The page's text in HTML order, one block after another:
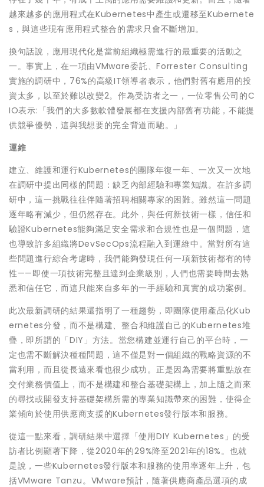
越來越多的應用程式在Kubernetes中產生或遷移至Kubernete
s，與這些現有應用程式整合的需求只會不斷增加。
換句話說，應用現代化是當前組織極需進行的最重要的活動之
一。事實上，在一項由VMware委託、Forrester Consulting
實施的調研中，76%的高級IT領導者表示，他們對舊有應用的投
資太多，以至於難以改變2。作為受訪者之一，一位零售公司的C
IO表示:「我們的大多數軟體發展都在支援內部舊有功能，不能提
供競爭優勢，這與我想要的完全背道而馳。」
運維
建立、維護和運行Kubernetes的團隊年復一年、一次又一次地
在調研中提出同樣的問題：缺乏內部經驗和專業知識。在許多調
研中，這一挑戰往往伴隨著招聘相關專家的困難。雖然這一問題
逐年略有減少，但仍然存在。此外，與任何新技術一樣，信任和
驗證Kubernetes能夠滿足安全需求和合規性也是一個問題，這
也導致許多組織將DevSecOps流程融入到運維中。當對所有這
些問題進行綜合考慮時，我們能夠發現任何一項新技術都有的特
性——即使一項技術完整且達到企業級別，人們也需要時間去熟
悉和信任它，而這只能來自多年的一手經驗和真實的成功案例。
此次最新調研的結果還指明了一種趨勢，即團隊使用產品化Kub
ernetes分發，而不是構建、整合和維護自己的Kubernetes堆
疊，即所謂的「DIY」方法。當您構建並運行自己的平台時，一
定也需不斷解決種種問題，這不僅是對一個組織的戰略資源的不
當利用，而且從長遠來看也很少成功。正是因為需要將重點放在
交付業務價值上，而不是構建和整合基礎架構上，加上隨之而來
的尋找或開發支持基礎架構所需的專業知識帶來的困難，使得企
業傾向於使用供應商支援的Kubernetes發行版本和服務。
從這一點來看，調研結果中選擇「使用DIY Kubernetes」的受
訪者比例顯著下降，從2020年的29%降至2021年的18%。也就
是說，一些Kubernetes發行版本和服務的使用率逐年上升，包
括VMware Tanzu。VMware預計，隨著供應商產品選項的成